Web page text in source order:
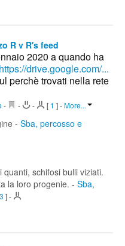
R v R's feed
2020 a quando ha
https://drive.google.com/...
perchè trovati nella rete
- - - [ 1 ]-More...
- Sba, percosso e
schifosi bulli viziati.
la loro progenie. - Sba,
3 ]-